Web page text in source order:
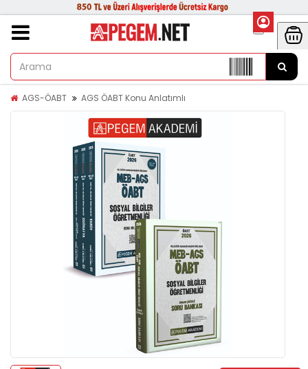
AGS-ÖABT AGS ÖABT Konu Anlatımlı